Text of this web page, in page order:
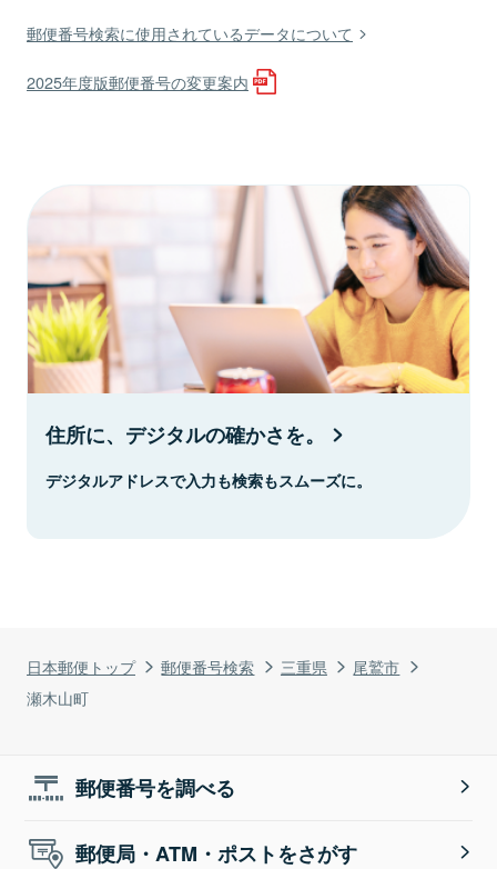
日本郵便トップ 郵便番号検索 三重県
尾鷲市
瀬木山町
郵便番号検索に使用されているデータについて
2025年度版郵便番号の変更案内
住所に、デジタルの確かさを。
デジタルアドレスで入力も検索もスムーズに。
郵便番号を調べる
郵便局・ATM・ポストをさがす